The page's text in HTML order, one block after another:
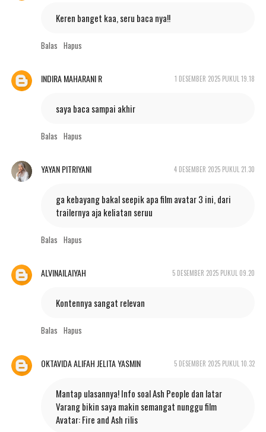
Keren banget kaa, seru baca nya!!
Balas Hapus
INDIRA MAHARANI R 1 DESEMBER 2025 PUKUL 19.18
saya baca sampai akhir
Balas Hapus
YAYAN PITRIYANI 4 DESEMBER 2025 PUKUL 21.30
ga kebayang bakal seepik apa film avatar 3 ini, dari
trailernya aja keliatan seruu
Balas Hapus
ALVINAILAIYAH 5 DESEMBER 2025 PUKUL 09.20
Kontennya sangat relevan
Balas Hapus
OKTAVIDA ALIFAH JELITA YASMIN 5 DESEMBER 2025 PUKUL 10.32
Mantap ulasannya! Info soal Ash People dan latar
Varang bikin saya makin semangat nunggu film
Avatar: Fire and Ash rilis